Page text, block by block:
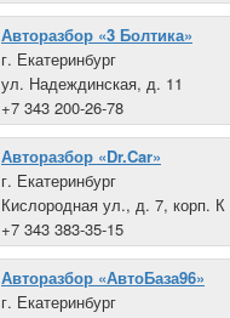
Авторазбор «3 Болтика»
г. Екатеринбург
ул. Надеждинская, д. 11
+7 343 200-26-78
Авторазбор «Dr.Car»
г. Екатеринбург
Кислородная ул., д. 7, корп. К
+7 343 383-35-15
Авторазбор «АвтоБаза96»
г. Екатеринбург